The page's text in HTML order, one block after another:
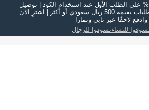
HELLO15: خصم 15% على الطلب الأول عند استخدام الكود | توصيل
مجاني على جميع الطلبات بقيمة 500 ريال سعودي أو أكثر | اشترِ الآن
وادفع لاحقًا عبر تابي وتمارا
للنساءتسوقوا للرجال